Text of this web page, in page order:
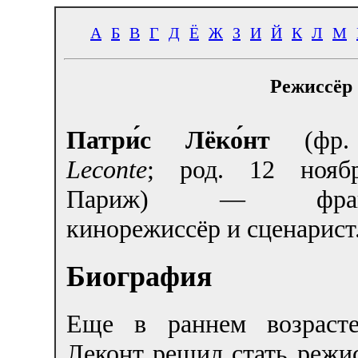
А Б В Г Д Ё Ж З И Й К Л М
Патри́с Лёко́нт
Leconte; род. 12
Париж) —
кинорежиссёр и
Биография
Еще в раннем